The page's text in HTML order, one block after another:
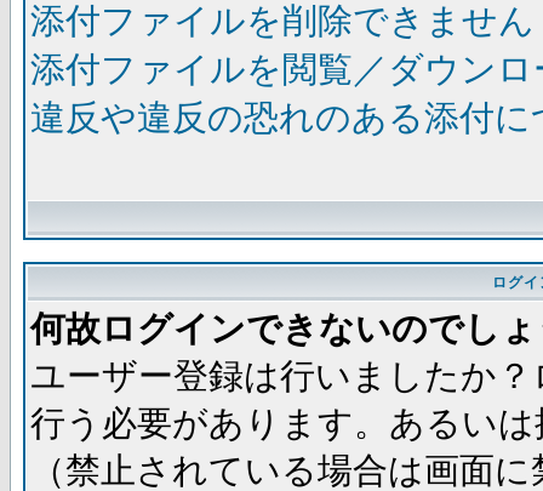
添付ファイルを削除できません
添付ファイルを閲覧／ダウン
違反や違反の恐れのある添付
ログ
何故ログインできないのでし
ユーザー登録は行いましたか
行う必要があります。あるい
（禁止されている場合は画面